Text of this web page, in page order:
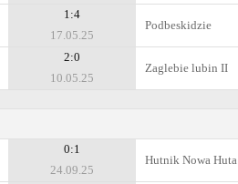
1:4
17.05.25
Podbeskidzie
2:0
10.05.25
Zaglebie lubin II
0:1
24.09.25
Hutnik Nowa Huta